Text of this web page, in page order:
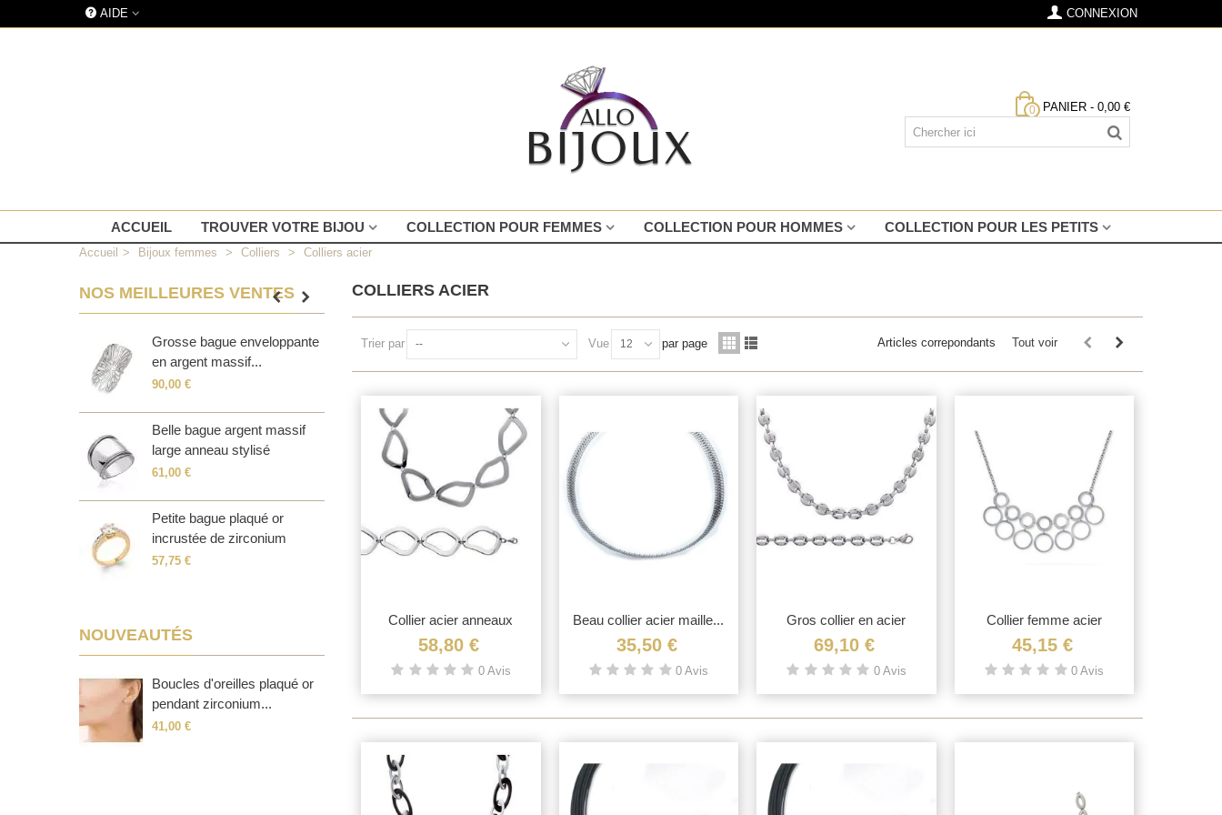
AIDE CONNEXION
0 PANIER - 0,00 €
ACCUEIL TROUVER VOTRE BIJOU COLLECTION POUR FEMMES COLLECTION POUR HOMMES COLLECTION POUR LES PETITS
Accueil > Bijoux femmes > Colliers > Colliers acier
NOS MEILLEURES VENTES
Grosse bague enveloppante
en argent massif...
90,00 €
Belle bague argent massif
large anneau stylisé
61,00 €
Petite bague plaqué or
incrustée de zirconium
57,75 €
Bague alliance plaqué or
centre un zirconium...
Bague argent massif
entrelacés de trois anneaux
54,00 €
ouverte volutes...
NOUVEAUTÉS
Boucles d'oreilles plaqué or
pendant zirconium...
41,00 €
COLLIERS ACIER
Trier par -- Vue 12 par page Tout voir
Articles correpondants
Vue rapide
Collier acier anneaux
stylisés
58,80 €
0 Avis
Vue rapide
Beau collier acier maille...
35,50 €
0 Avis
Vue rapide
Gros collier en acier
inoxydable...
69,10 €
0 Avis
Vue rapide
Collier femme acier
anneaux en...
45,15 €
0 Avis